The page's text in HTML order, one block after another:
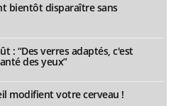
bientôt disparaître sans
: “Des verres adaptés, c'est
des yeux”
modifient votre cerveau !